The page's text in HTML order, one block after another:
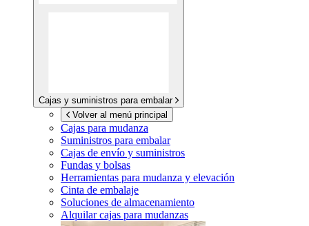
Cajas y suministros para embalar
Volver al menú principal
Cajas para mudanza
Suministros para embalar
Cajas de envío y suministros
Fundas y bolsas
Herramientas para mudanza y elevación
Cinta de embalaje
Soluciones de almacenamiento
Alquilar cajas para mudanzas